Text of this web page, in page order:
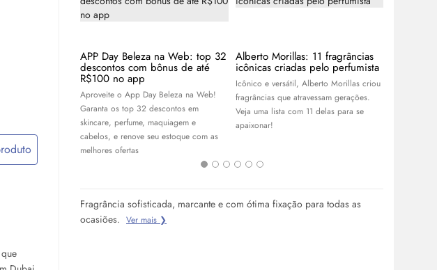
APP Day Beleza na Web: top 32
descontos com bônus de até
R$100 no app
Aproveite o App Day Beleza na Web!
Garanta os top 32 descontos em
skincare, perfume, maquiagem e
cabelos, e renove seu estoque com as
melhores ofertas
Alberto Morillas: 11 fragrâncias
icônicas criadas pelo perfumista
Icônico e versátil, Alberto Morillas criou
fragrâncias que atravessam gerações.
Veja uma lista com 11 delas para se
apaixonar!
Fragrância sofisticada, marcante e com ótima fixação para todas as
ocasiões. Ver mais ❯